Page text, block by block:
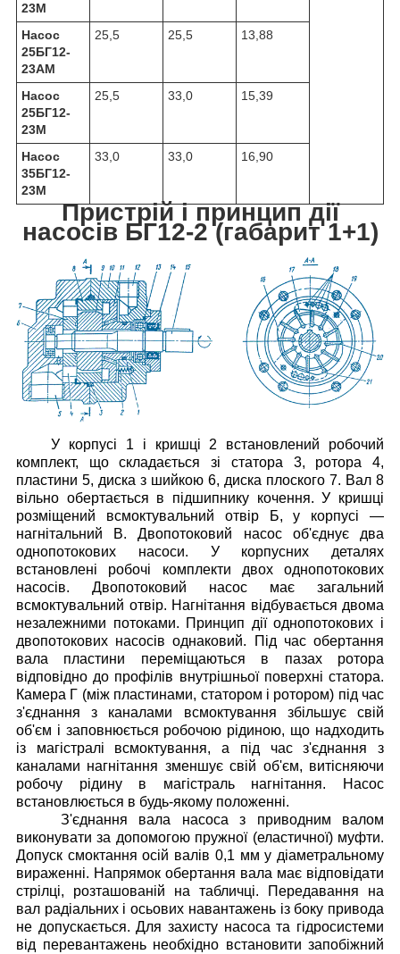
23М
Насос
25БГ12-
23АМ
25,5 25,5 13,88
Насос
25БГ12-
23М
25,5 33,0 15,39
Насос
35БГ12-
23М
33,0 33,0 16,90
Пристрій і принцип дії
насосів БГ12-2 (габарит 1+1)
У корпусі 1 і кришці 2 встановлений робочий
комплект, що складається зі статора 3, ротора 4,
пластини 5, диска з шийкою 6, диска плоского 7. Вал 8
вільно обертається в підшипнику кочення. У кришці
розміщений всмоктувальний отвір Б, у корпусі —
нагнітальний В.Двопотоковий насос об'єднує два
однопотокових насоси. У корпусних деталях
встановлені робочі комплекти двох однопотокових
насосів. Двопотоковий насос має загальний
всмоктувальний отвір. Нагнітання відбувається двома
незалежними потоками. Принцип дії однопотокових і
двопотокових насосів однаковий. Під час обертання
вала пластини переміщаються в пазах ротора
відповідно до профілів внутрішньої поверхні статора.
Камера Г (між пластинами, статором і ротором) під час
з'єднання з каналами всмоктування збільшує свій
об'єм і заповнюється робочою рідиною, що надходить
із магістралі всмоктування, а під час з'єднання з
каналами нагнітання зменшує свій об'єм, витісняючи
робочу рідину в магістраль нагнітання.
Насос
встановлюється в будь-якому положенні.
З'єднання вала насоса з приводним валом
виконувати за допомогою пружної (еластичної) муфти.
Допуск смоктання осій валів 0,1 мм у діаметральному
вираженні. Напрямок обертання вала має відповідати
стрілці, розташованій на табличці. Передавання на
вал радіальних і осьових навантажень із боку привода
не допускається. Для захисту насоса та гідросистеми
від перевантажень необхідно встановити запобіжний